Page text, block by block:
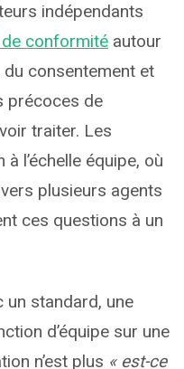
indépendants
conformité autour
du consentement et
précoces de
traiter. Les
l’échelle équipe, où
plusieurs agents
ces questions à un
un standard, une
d’équipe sur une
n’est plus « est-ce